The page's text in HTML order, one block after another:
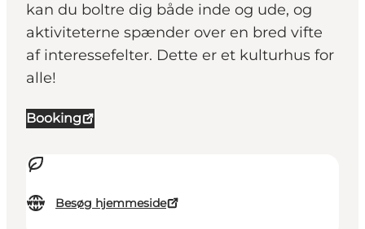
kan du boltre dig både inde og ude, og
aktiviteterne spænder over en bred vifte
af interessefelter. Dette er et kulturhus for
alle!
Booking
Besøg hjemmeside